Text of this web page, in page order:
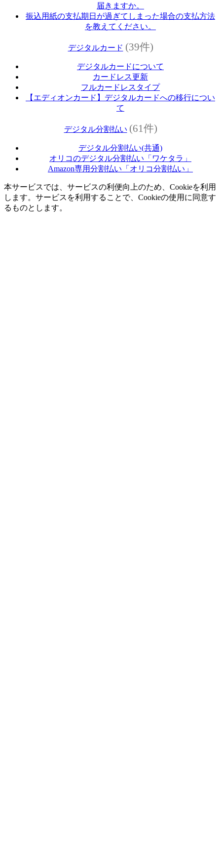
届きますか。
振込用紙の支払期日が過ぎてしまった場合の支払方法
を教えてください。
デジタルカード (39件)
デジタルカードについて
カードレス更新
フルカードレスタイプ
【エディオンカード】デジタルカードへの移行につい
て
デジタル分割払い (61件)
デジタル分割払い(共通)
オリコのデジタル分割払い「ワケタラ」
Amazon専用分割払い「オリコ分割払い」
本サービスでは、サービスの利便向上のため、Cookieを利用
します。サービスを利用することで、Cookieの使用に同意す
るものとします。